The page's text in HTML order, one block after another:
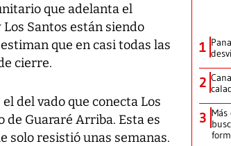
que adelanta el
Santos están siendo
que en casi todas las
cierre.
del vado que conecta Los
de Guararé Arriba. Esta es
solo resistió unas semanas.
1
2
3